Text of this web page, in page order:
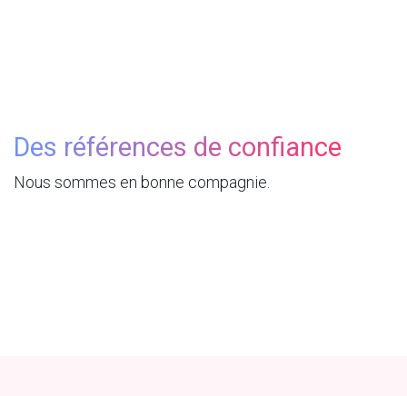
Des références de confiance
Nous sommes en bonne compagnie.